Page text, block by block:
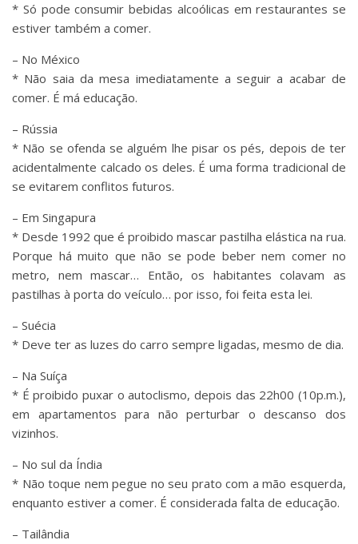
* Só pode consumir bebidas alcoólicas em restaurantes se
estiver também a comer.
– No México
* Não saia da mesa imediatamente a seguir a acabar de
comer. É má educação.
– Rússia
* Não se ofenda se alguém lhe pisar os pés, depois de ter
acidentalmente calcado os deles. É uma forma tradicional de
se evitarem conflitos futuros.
– Em Singapura
* Desde 1992 que é proibido mascar pastilha elástica na rua.
Porque há muito que não se pode beber nem comer no
metro, nem mascar… Então, os habitantes colavam as
pastilhas à porta do veículo… por isso, foi feita esta lei.
– Suécia
* Deve ter as luzes do carro sempre ligadas, mesmo de dia.
– Na Suíça
* É proibido puxar o autoclismo, depois das 22h00 (10p.m.),
em apartamentos para não perturbar o descanso dos
vizinhos.
– No sul da Índia
* Não toque nem pegue no seu prato com a mão esquerda,
enquanto estiver a comer. É considerada falta de educação.
– Tailândia